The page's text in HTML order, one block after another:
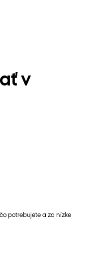
v
potrebujete a za nízke